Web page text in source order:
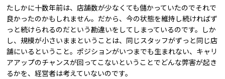
たしかに十数年前は、店舗数が少なくても儲かっていたのでそれで
良かったのかもしれません。だから、今の状態を維持し続ければず
っと続けられるのだという勘違いをしてしまっているのです。しか
し、規模が小さいままということは、同じスタッフがずっと同じ店
舗にいるということ。ポジションがいつまでも生まれない、キャリ
アアップのチャンスが回ってこないということでどんな弊害が起き
るかを、経営者は考えていないのです。